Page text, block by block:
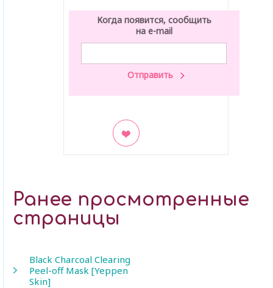
Когда появится, сообщить
на e-mail
Ранее просмотренные
страницы
Black Charcoal Clearing
Peel-off Mask [Yeppen
Skin]